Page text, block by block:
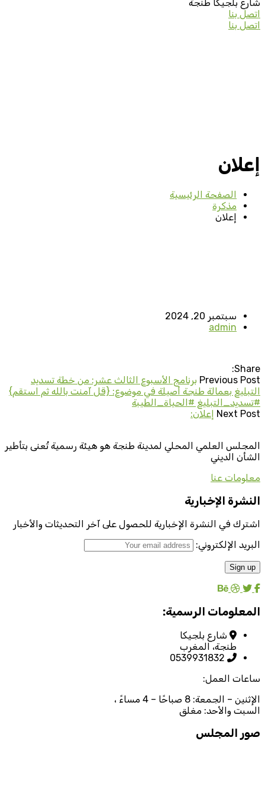
شارع بلجيكا طنجة
اتصل بنا
اتصل بنا
إعلان
الصفحة الرئيسية
مذكرة
إعلان
سبتمبر 20, 2024
admin
Share:
Previous Post برنامج الأسبوع الثالث عشر: من خطة تسديد
التبليغ بعمالة طنجة أصيلة في موضوع: {قل آمنت بالله ثم استقم}
#تسديد_التبليغ #الحياة_الطيبة
Next Post إعلان:
المجلس العلمي المحلي لمدينة طنجة هو هيئة رسمية تُعنى بتأطير
الشأن الديني
معلومات عنا
النشرة الإخبارية
اشترك في النشرة الإخبارية للحصول على آخر التحديثات والأخبار
البريد الإلكتروني:
المعلومات الرسمية:
شارع بلجيكا
طنجة، المغرب
0539931832
ساعات العمل:
الإثنين – الجمعة: 8 صباحًا – 4 مساءً ،
السبت والأحد: مغلق
صور المجلس